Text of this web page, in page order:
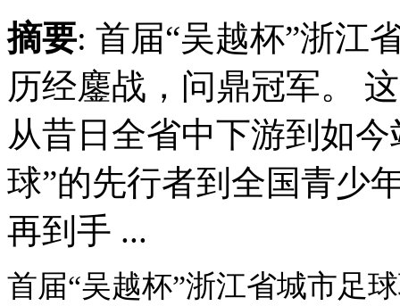
摘要: 首届“吴越杯”浙江
历经鏖战，问鼎冠军。
从昔日全省中下游到如
球”的先行者到全国青少
再到手 ...
首届“吴越杯”浙江省城市足